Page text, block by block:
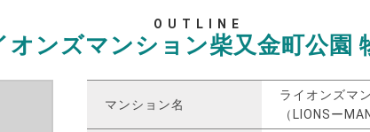
OUTLINE
オンズマンション柴又金町公園
マンション名
ライオンズマ
（LIONSー